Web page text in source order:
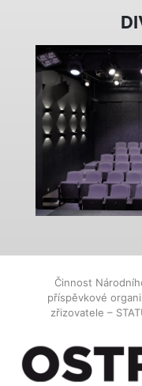
Činnost
příspěvkové
zřizovatele –